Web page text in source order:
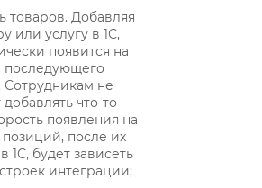
товаров. Добавляя
или услугу в 1С,
появится на
последующего
Сотрудникам не
что-то
появления на
после их
1С, будет зависеть
интеграции;